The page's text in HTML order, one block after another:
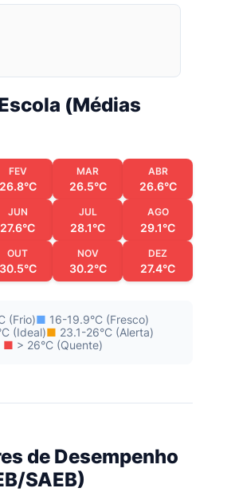
(Médias
FEV
26.8°C
MAR
26.5°C
ABR
26.6°C
JUN
27.6°C
JUL
28.1°C
AGO
29.1°C
OUT
30.5°C
NOV
30.2°C
DEZ
27.4°C
(Frio)■ 16-19.9°C (Fresco)
(Ideal)■ 23.1-26°C (Alerta)
■ > 26°C (Quente)
de Desempenho
SAEB)